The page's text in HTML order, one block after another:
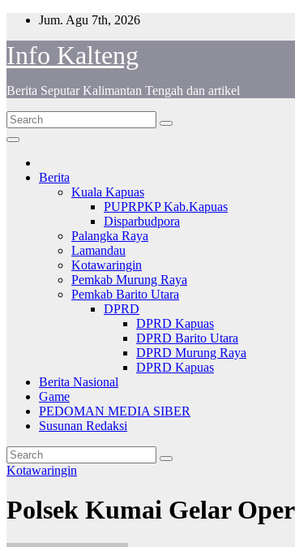
Skip
content
Jum. Agu 7th, 2026
Info Kalteng
Berita Seputar Kalimantan Tengah dan artikel
Berita
Kuala Kapuas
PUPRPKP Kab.Kapuas
Disparbudpora
Palangka Raya
Lamandau
Kotawaringin
Pemkab Murung Raya
Pemkab Barito Utara
DPRD
DPRD Kapuas
DPRD Barito Utara
DPRD Murung Raya
DPRD Kapuas
Berita Nasional
Game
PEDOMAN MEDIA SIBER
Susunan Redaksi
Kotawaringin
Polsek Kumai Gelar